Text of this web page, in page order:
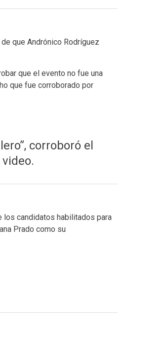
que Andrónico Rodríguez
que el evento no fue una
que fue corroborado por
corroboró el
los candidatos habilitados para
Prado como su